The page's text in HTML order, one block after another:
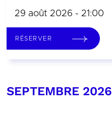
29 août 2026 - 21:00
RÉSERVER
SEPTEMBRE 2026